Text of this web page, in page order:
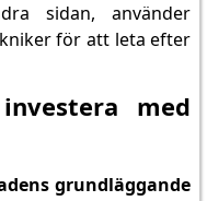
sidan, använder
för att leta efter
med
grundläggande